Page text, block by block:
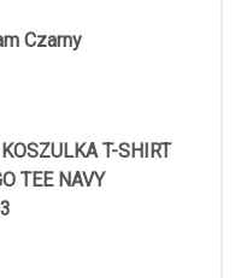
Czarny
T-SHIRT
TEE NAVY